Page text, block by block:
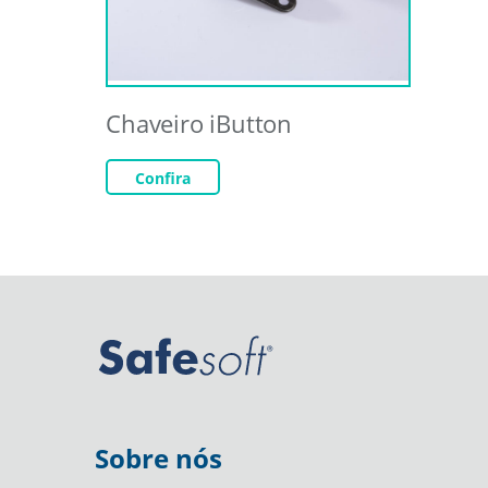
Chaveiro iButton
Confira
Sobre nós